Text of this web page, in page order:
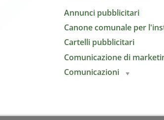
Annunci pubblicitari
Canone comunale per
Cartelli pubblicitari
Comunicazione di
Comunicazioni